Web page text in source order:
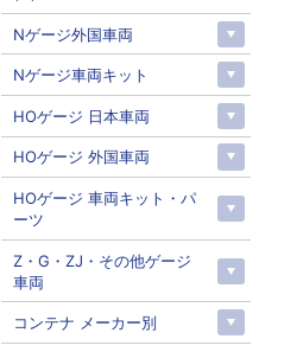
Nゲージ外国車両
Nゲージ車両キット
HOゲージ 日本車両
HOゲージ 外国車両
HOゲージ 車両キット・パ
ーツ
Z・G・ZJ・その他ゲージ
車両
コンテナ メーカー別